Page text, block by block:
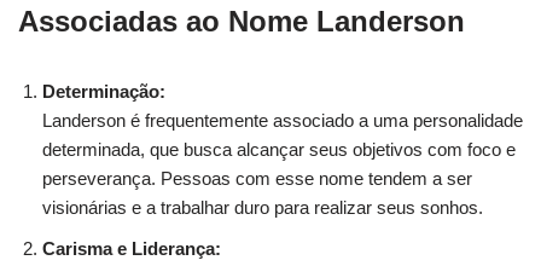
Associadas ao Nome Landerson
Determinação:
Landerson é frequentemente associado a uma personalidade
determinada, que busca alcançar seus objetivos com foco e
perseverança. Pessoas com esse nome tendem a ser
visionárias e a trabalhar duro para realizar seus sonhos.
Carisma e Liderança: